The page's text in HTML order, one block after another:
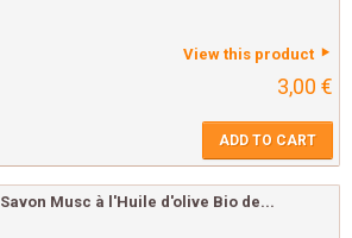
View this product
3,00 €
ADD TO CART
Savon Musc à l'Huile d'olive Bio de...